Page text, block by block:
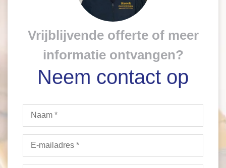
Vrijblijvende offerte of meer
informatie ontvangen?
Neem contact op